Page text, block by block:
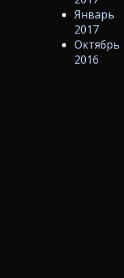
Январь
2017
Октябрь
2016